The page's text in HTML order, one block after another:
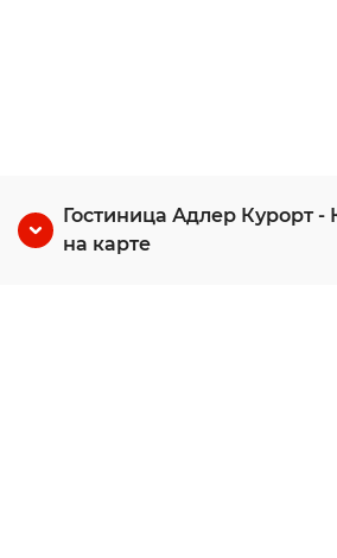
Гостиница Адлер Курорт
на карте